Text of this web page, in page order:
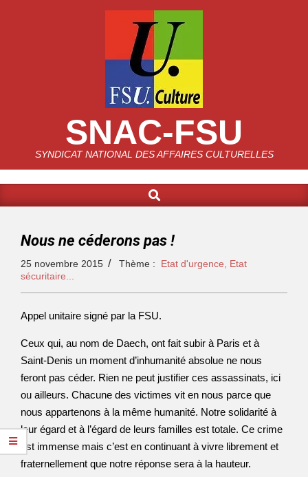
SNAC-FSU
SYNDICAT NATIONAL DES AFFAIRES CULTURELLES
Nous ne céderons pas !
25 novembre 2015 Thème :
Etat d'urgence, Etat
sécuritaire...
Appel unitaire signé par la FSU.
Ceux qui, au nom de Daech, ont fait subir à Paris et à
Saint-Denis un moment d’inhumanité absolue ne nous
feront pas céder. Rien ne peut justifier ces assassinats, ici
ou ailleurs. Chacune des victimes vit en nous parce que
nous appartenons à la même humanité. Notre solidarité à
leur égard et à l’égard de leurs familles est totale. Ce crime
est immense mais c’est en continuant à vivre librement et
fraternellement que notre réponse sera à la hauteur.